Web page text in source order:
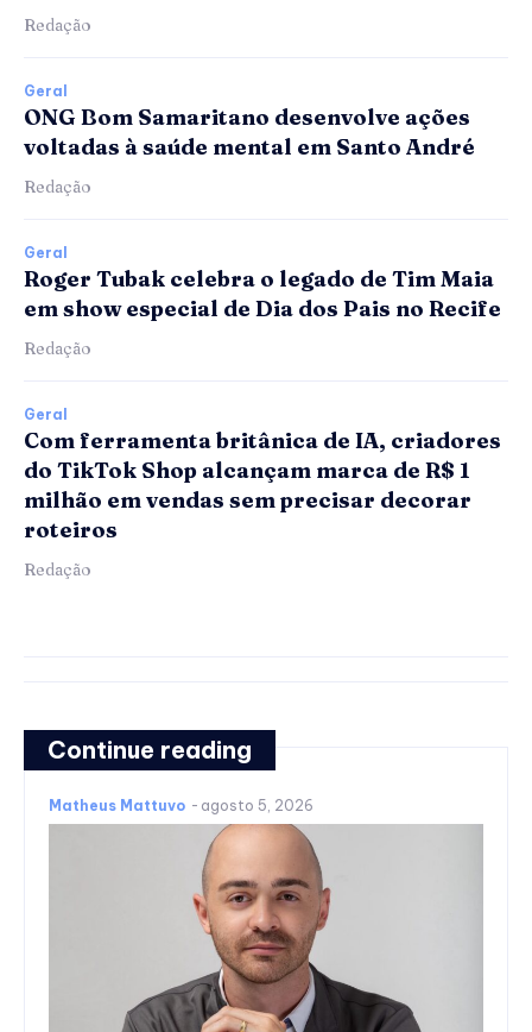
Redação
Geral
ONG Bom Samaritano desenvolve ações
voltadas à saúde mental em Santo André
Redação
Geral
Roger Tubak celebra o legado de Tim Maia
em show especial de Dia dos Pais no Recife
Redação
Geral
Com ferramenta britânica de IA, criadores
do TikTok Shop alcançam marca de R$ 1
milhão em vendas sem precisar decorar
roteiros
Redação
Continue reading
Matheus Mattuvo - agosto 5, 2026